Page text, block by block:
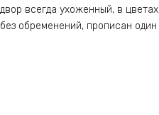
двор всегда ухоженный, в
без обременений, прописан один